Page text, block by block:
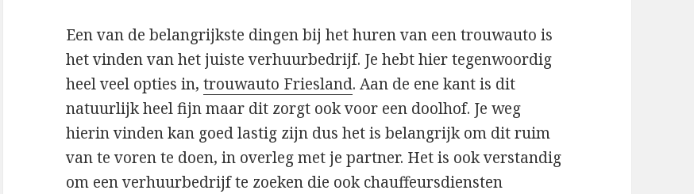
Een van de belangrijkste dingen bij het huren van een trouwauto is
het vinden van het juiste verhuurbedrijf. Je hebt hier tegenwoordig
heel veel opties in, trouwauto Friesland. Aan de ene kant is dit
natuurlijk heel fijn maar dit zorgt ook voor een doolhof. Je weg
hierin vinden kan goed lastig zijn dus het is belangrijk om dit ruim
van te voren te doen, in overleg met je partner. Het is ook verstandig
om een verhuurbedrijf te zoeken die ook chauffeursdiensten